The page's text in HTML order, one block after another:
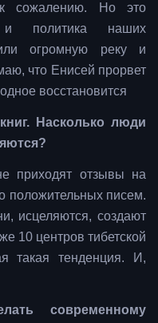
сожалению. Но это
и политика наших
огромную реку и
что Енисей прорвет
восстановится
Насколько люди
приходят отзывы на
положительных писем.
исцеляются, создают
10 центров тибетской
такая тенденция. И,
современному